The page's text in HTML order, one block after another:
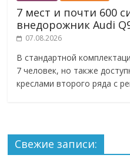
7 мест и почти 600
внедорожник Audi
07.08.2026
В стандартной
7 человек, но также
креслами второго ряда с
Свежие записи: